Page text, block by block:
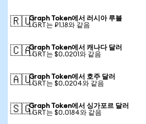
🇷🇺Graph Token에서 러시아 루블
1 GRT는 ₽1.18와 같음
🇨🇦Graph Token에서 캐나다 달러
1 GRT는 $0.0201와 같음
🇦🇺Graph Token에서 호주 달러
1 GRT는 $0.0204와 같음
🇸🇬Graph Token에서 싱가포르 달러
1 GRT는 $0.0184와 같음